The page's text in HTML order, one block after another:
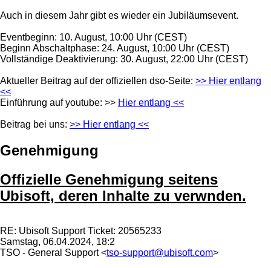
Auch in diesem Jahr gibt es wieder ein Jubiläumsevent.
Eventbeginn: 10. August, 10:00 Uhr (CEST)
Beginn Abschaltphase: 24. August, 10:00 Uhr (CEST)
Vollständige Deaktivierung: 30. August, 22:00 Uhr (CEST)
Aktueller Beitrag auf der offiziellen dso-Seite: >> Hier entlang
<<
Einführung auf youtube: >> Hier entlang <<
Beitrag bei uns: >> Hier entlang <<
Genehmigung
Offizielle Genehmigung seitens
Ubisoft, deren Inhalte zu verwnden.
RE: Ubisoft Support Ticket: 20565233
Samstag, 06.04.2024, 18:2
TSO - General Support <tso-support@ubisoft.com>